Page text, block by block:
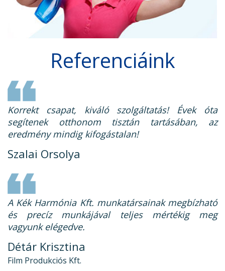
Referenciáink
Korrekt csapat, kiváló szolgáltatás! Évek óta
segítenek otthonom tisztán tartásában, az
eredmény mindig kifogástalan!
Szalai Orsolya
A Kék Harmónia Kft. munkatársainak megbízható
és precíz munkájával teljes mértékig meg
vagyunk elégedve.
Détár Krisztina
Film Produkciós Kft.